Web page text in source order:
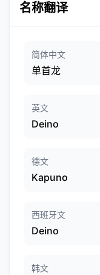
名称翻译
简体中文
单首龙
英文
Deino
德文
Kapuno
西班牙文
Deino
韩文